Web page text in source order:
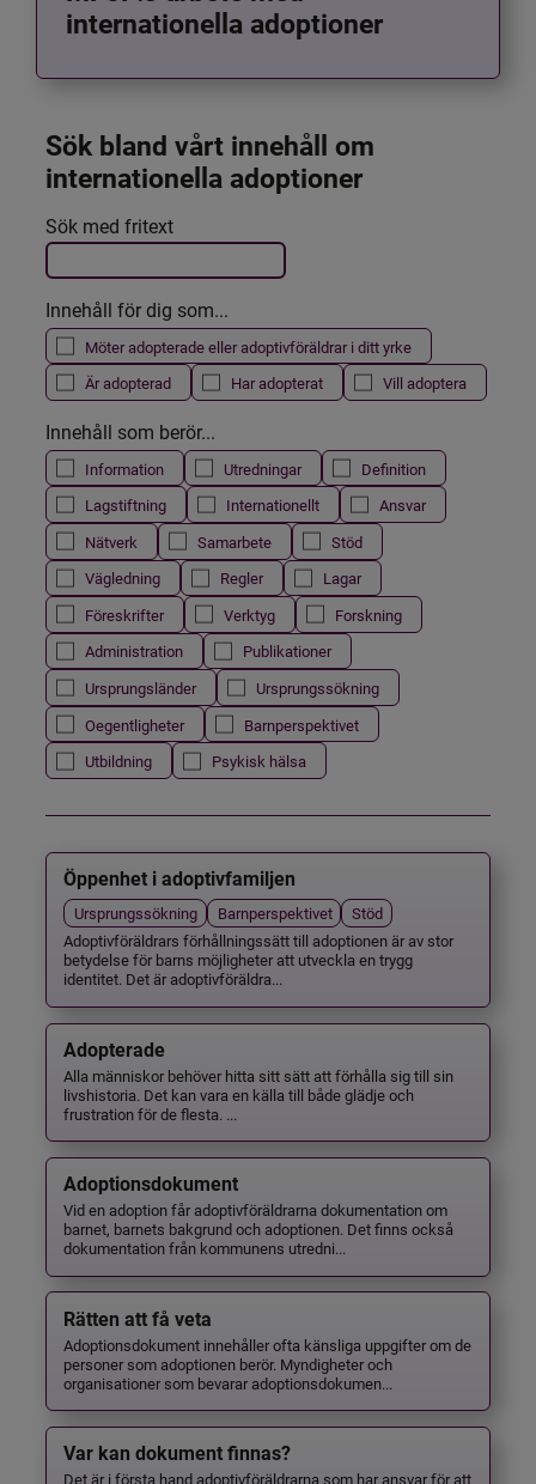
internationella adoptioner
Sök bland vårt innehåll om
internationella adoptioner
Filtrera resultatet
Det här formuläret postas automatiskt
Sök med fritext
Innehåll för dig som...
Möter adopterade eller adoptivföräldrar i ditt yrke
Är adopterad
Har adopterat Vill adoptera
Innehåll som berör...
Information Utredningar
Definition
Lagstiftning
Internationellt
Ansvar
Nätverk
Samarbete
Stöd
Vägledning
Regler
Lagar
Föreskrifter
Verktyg
Forskning
Administration
Publikationer
Ursprungsländer
Ursprungssökning
Oegentligheter
Barnperspektivet
Utbildning
Psykisk hälsa
Öppenhet i adoptivfamiljen
Ursprungssökning Barnperspektivet
Stöd
Adoptivföräldrars förhållningssätt till adoptionen är av stor
betydelse för barns möjligheter att utveckla en trygg
identitet. Det är adoptivföräldra...
Adopterade
Alla människor behöver hitta sitt sätt att förhålla sig till sin
livshistoria. Det kan vara en källa till både glädje och
frustration för de flesta. ...
Adoptionsdokument
Vid en adoption får adoptivföräldrarna dokumentation om
barnet, barnets bakgrund och adoptionen. Det finns också
dokumentation från kommunens utredni...
Rätten att få veta
Adoptionsdokument innehåller ofta känsliga uppgifter om de
personer som adoptionen berör. Myndigheter och
organisationer som bevarar adoptionsdokumen...
Var kan dokument finnas?
Det är i första hand adoptivföräldrarna som har ansvar för att